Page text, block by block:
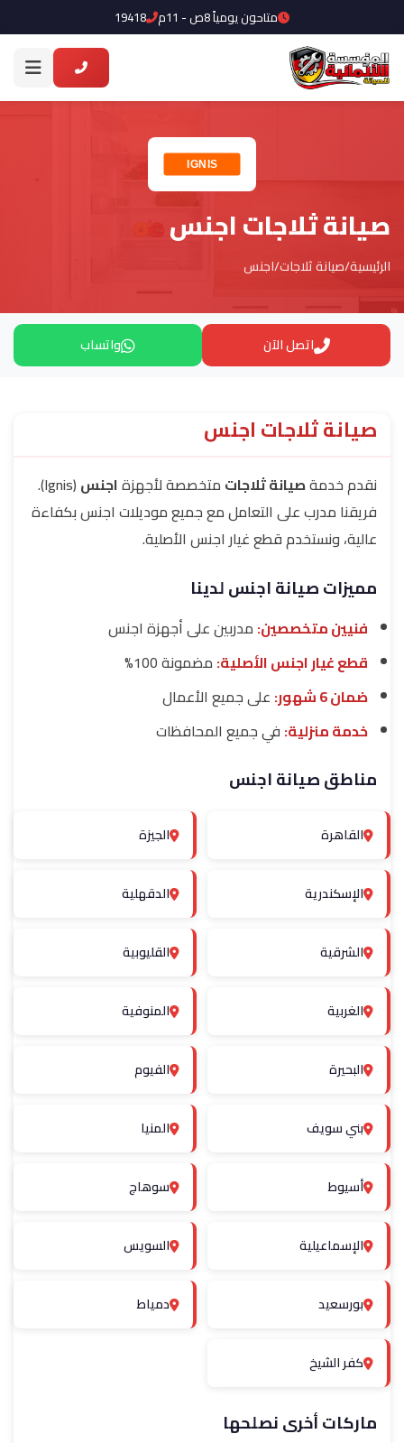
متاحون يومياً 8ص - 11م 19418
صيانة ثلاجات اجنس
الرئيسية/صيانة ثلاجات/اجنس
اتصل الآن واتساب
صيانة ثلاجات اجنس
نقدم خدمةصيانة ثلاجات متخصصة لأجهزةاجنس
(Ignis).
فريقنا مدرب على التعامل مع جميع موديلات اجنس بكفاءة
عالية، ونستخدم قطع غيار اجنس الأصلية.
مميزات صيانة اجنس لدينا
فنيين متخصصين: مدربين على أجهزة اجنس
قطع غيار اجنس الأصلية: مضمونة 100%
ضمان 6 شهور:
على جميع الأعمال
خدمة منزلية: في جميع المحافظات
مناطق صيانة اجنس
القاهرة الجيزة
الإسكندرية الدقهلية
الشرقية القليوبية
الغربية المنوفية
البحيرة الفيوم
بني سويف المنيا
أسيوط سوهاج
الإسماعيلية السويس
بورسعيد دمياط
كفر الشيخ
ماركات أخرى نصلحها